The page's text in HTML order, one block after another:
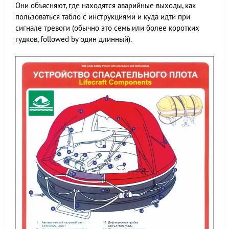
Они объясняют, где находятся аварийные выходы, как
пользоваться табло с инструкциями и куда идти при
сигнале тревоги (обычно это семь или более коротких
гудков, followed by один длинный).